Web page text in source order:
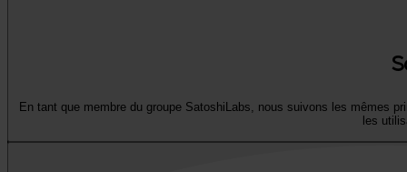
En tant que membre du groupe SatoshiLabs, nous suivons les mêmes
les